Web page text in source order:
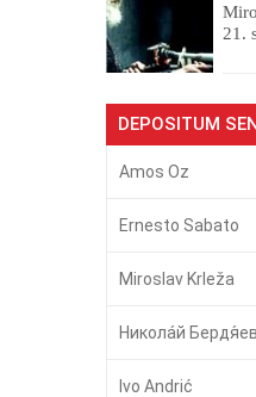
21.
DEPOSITUM
Amos Oz
Ernesto Sabato
Miroslav Krleža
Никола́й Бердя́ев
Ivo Andrić